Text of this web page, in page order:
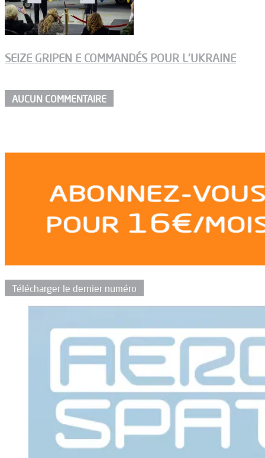
SEIZE GRIPEN E COMMANDÉS POUR L’UKRAINE
AUCUN COMMENTAIRE
Télécharger le dernier numéro